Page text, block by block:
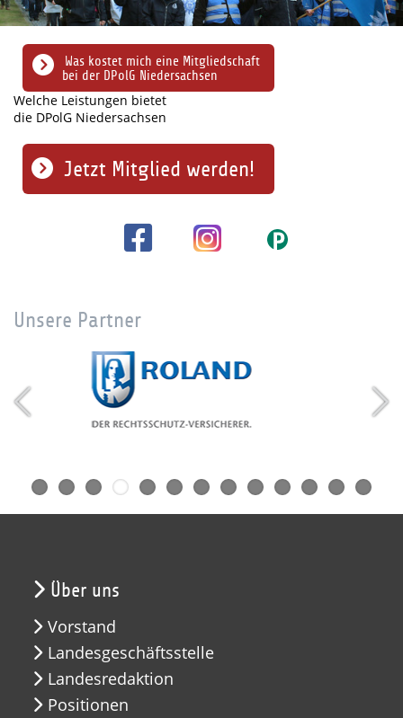
Was kostet mich eine Mitgliedschaft
bei der DPolG Niedersachsen
Welche Leistungen bietet
die DPolG Niedersachsen
Jetzt Mitglied werden!
Unsere Partner
Über uns
Vorstand
Landesgeschäftsstelle
Landesredaktion
Positionen